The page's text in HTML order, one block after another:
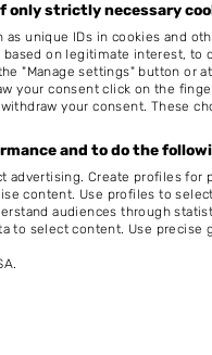
op mijn eigen
heb ontvangen van
van een
toepassing.
strictly necessary
unique IDs in cookies and
based on legitimate interest, to
"Manage settings" button or
your consent click on the
your consent. These
and to do the
Create profiles for
content. Use profiles to
audiences through
to select content. Use precise